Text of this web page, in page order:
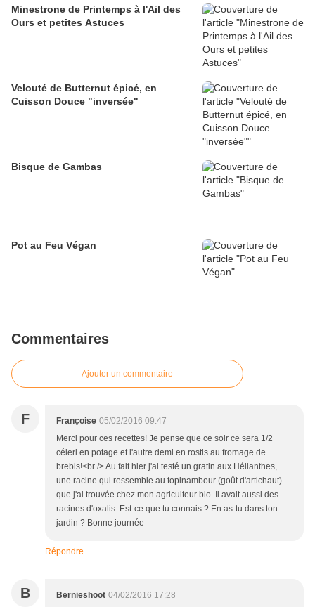
Minestrone de Printemps à l'Ail des
Ours et petites Astuces
Velouté de Butternut épicé, en
Cuisson Douce "inversée"
Bisque de Gambas
Pot au Feu Végan
Commentaires
Ajouter un commentaire
F Françoise 05/02/2016 09:47
Merci pour ces recettes! Je pense que ce soir ce sera 1/2
céleri en potage et l'autre demi en rostis au fromage de
brebis!<br /> Au fait hier j'ai testé un gratin aux Hélianthes,
une racine qui ressemble au topinambour (goût d'artichaut)
que j'ai trouvée chez mon agriculteur bio. Il avait aussi des
racines d'oxalis. Est-ce que tu connais ? En as-tu dans ton
jardin ? Bonne journée
Répondre
B Bernieshoot 04/02/2016 17:28